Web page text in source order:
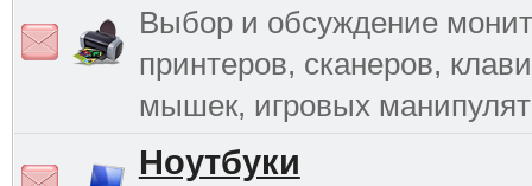
Выбор и обсуждение
принтеров, сканеров,
мышек, игровых
Ноутбуки